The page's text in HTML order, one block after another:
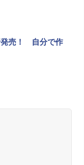
発売！ 自分で作